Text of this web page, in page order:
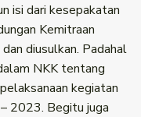
isi dari kesepakatan
Kemitraan
diusulkan. Padahal
NKK tentang
kegiatan
2023. Begitu juga